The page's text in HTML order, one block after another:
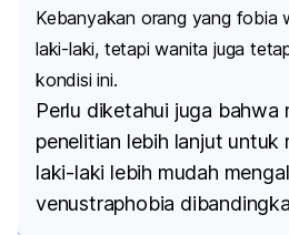
Kebanyakan orang yang fobia
laki-laki, tetapi wanita juga
kondisi ini.
Perlu diketahui juga bahwa
penelitian lebih lanjut untuk
laki-laki lebih mudah
venustraphobia